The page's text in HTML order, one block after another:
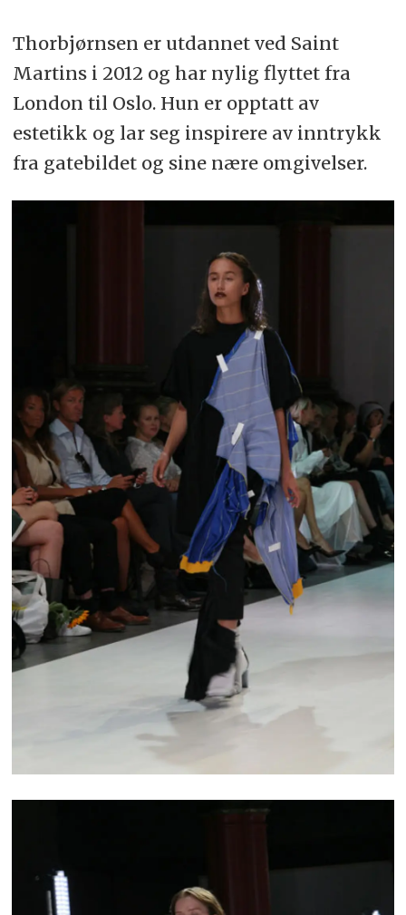
Thorbjørnsen er utdannet ved Saint
Martins i 2012 og har nylig flyttet fra
London til Oslo. Hun er opptatt av
estetikk og lar seg inspirere av inntrykk
fra gatebildet og sine nære omgivelser.